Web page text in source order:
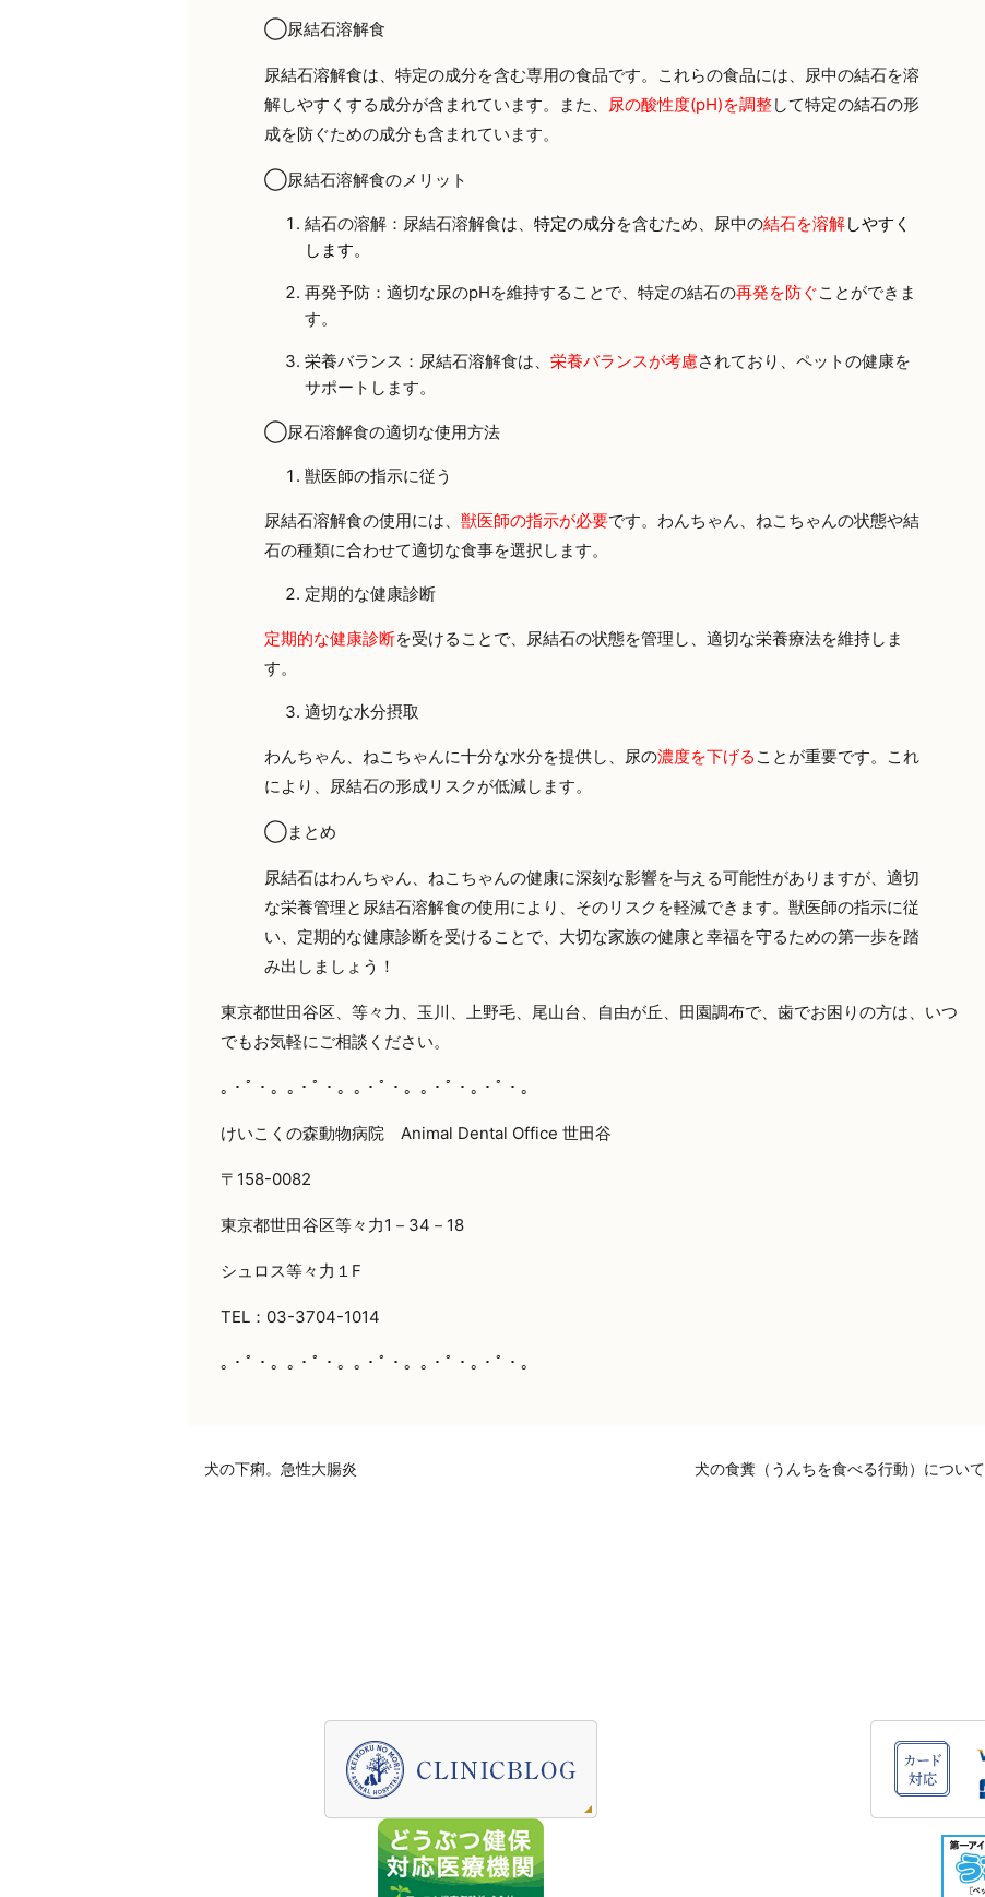
◯尿結石溶解食
尿結石溶解食は、特定の成分を含む専用の食品です。これらの食品には、尿中の結石を溶
解しやすくする成分が含まれています。また、 尿の酸性度(pH)を調整して特定の結石の形
成を防ぐための成分も含まれています。
◯尿結石溶解食のメリット
結石の溶解：尿結石溶解食は、特定の成分を含むため、尿中の結石を溶解しやすく
します。
再発予防：適切な尿のpHを維持することで、特定の結石の再発を防ぐことができま
す。
栄養バランス：尿結石溶解食は、栄養バランスが考慮されており、ペットの健康を
サポートします。
◯尿石溶解食の適切な使用方法
獣医師の指示に従う
尿結石溶解食の使用には、 獣医師の指示が必要です。わんちゃん、ねこちゃんの状態や結
石の種類に合わせて適切な食事を選択します。
定期的な健康診断
定期的な健康診断を受けることで、尿結石の状態を管理し、適切な栄養療法を維持しま
す。
適切な水分摂取
わんちゃん、ねこちゃんに十分な水分を提供し、尿の濃度を下げる ことが重要です。これ
により、尿結石の形成リスクが低減します。
◯まとめ
尿結石はわんちゃん、ねこちゃんの健康に深刻な影響を与える可能性がありますが、適切
な栄養管理と尿結石溶解食の使用により、そのリスクを軽減できます。獣医師の指示に従
い、定期的な健康診断を受けることで、大切な家族の健康と幸福を守るための第一歩を踏
み出しましょう！
東京都世田谷区、等々力、玉川、上野毛、尾山台、自由が丘、田園調布で、歯でお困りの方は、いつ
でもお気軽にご相談ください。
｡・ﾟ・。｡・ﾟ・。｡・ﾟ・。｡・ﾟ・｡・ﾟ・。
けいこくの森動物病院 Animal Dental Office 世田谷
〒158-0082
東京都世田谷区等々力1－34－18
シュロス等々力１F
TEL：03-3704-1014
｡・ﾟ・。｡・ﾟ・。｡・ﾟ・。｡・ﾟ・｡・ﾟ・。
犬の下痢。急性大腸炎 犬の食糞（うんちを食べる行動）について